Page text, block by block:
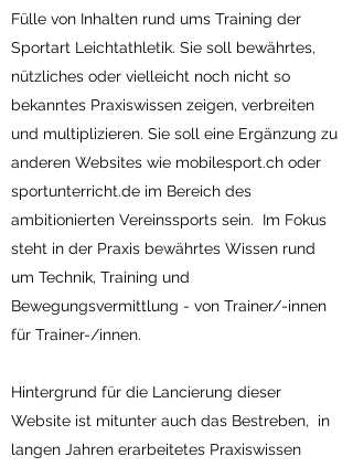
Fülle von Inhalten rund ums Training der
Sportart Leichtathletik. Sie soll bewährtes,
nützliches oder vielleicht noch nicht so
bekanntes Praxiswissen zeigen, verbreiten
und multiplizieren. Sie soll eine Ergänzung zu
anderen Websites wie mobilesport.ch oder
sportunterricht.de im Bereich des
ambitionierten Vereinssports sein. Im Fokus
steht in der Praxis bewährtes Wissen rund
um Technik, Training und
Bewegungsvermittlung - von Trainer/-innen
für Trainer-/innen.
Hintergrund für die Lancierung dieser
Website ist mitunter auch das Bestreben, in
langen Jahren erarbeitetes Praxiswissen